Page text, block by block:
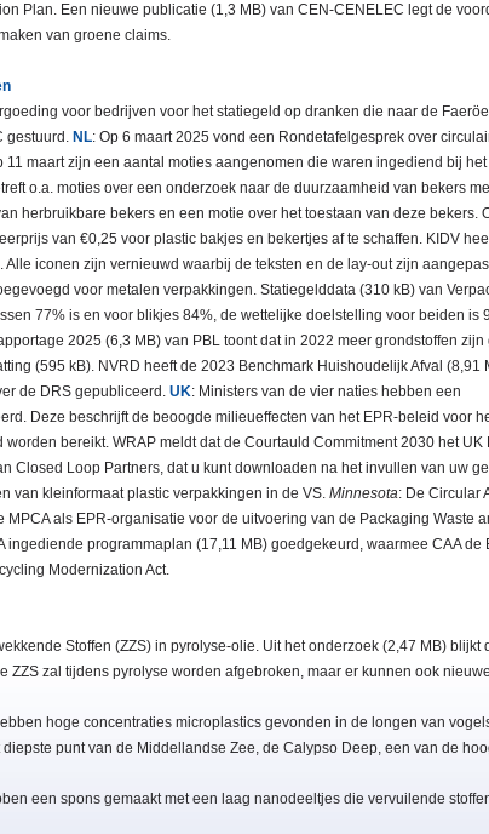
Plan. Een nieuwe publicatie (1,3 MB) van CEN-CENELEC legt de
van groene claims.
voor bedrijven voor het statiegeld op dranken die naar de
gestuurd. NL: Op 6 maart 2025 vond een Rondetafelgesprek over
maart zijn een aantal moties aangenomen die waren ingediend bij het
o.a. moties over een onderzoek naar de duurzaamheid van bekers
herbruikbare bekers en een motie over het toestaan van deze bekers.
van €0,25 voor plastic bakjes en bekertjes af te schaffen. KIDV
iconen zijn vernieuwd waarbij de teksten en de lay-out zijn
voor metalen verpakkingen. Statiegelddata (310 kB) van
77% is en voor blikjes 84%, de wettelijke doelstelling voor beiden is
2025 (6,3 MB) van PBL toont dat in 2022 meer grondstoffen zijn
(595 kB). NVRD heeft de 2023 Benchmark Huishoudelijk Afval (8,91
de DRS gepubliceerd. UK: Ministers van de vier naties hebben een
Deze beschrijft de beoogde milieueffecten van het EPR-beleid voor
bereikt. WRAP meldt dat de Courtauld Commitment 2030 het UK
Closed Loop Partners, dat u kunt downloaden na het invullen van uw
van kleinformaat plastic verpakkingen in de VS. Minnesota: De Circular
MPCA als EPR-organisatie voor de uitvoering van de Packaging Waste
ingediende programmaplan (17,11 MB) goedgekeurd, waarmee CAA de
Modernization Act.
Stoffen (ZZS) in pyrolyse-olie. Uit het onderzoek (2,47 MB) blijkt
ZZS zal tijdens pyrolyse worden afgebroken, maar er kunnen ook
hoge concentraties microplastics gevonden in de longen van
punt van de Middellandse Zee, de Calypso Deep, een van de
een spons gemaakt met een laag nanodeeltjes die vervuilende